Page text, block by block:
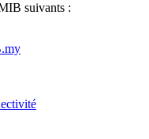
suivants :